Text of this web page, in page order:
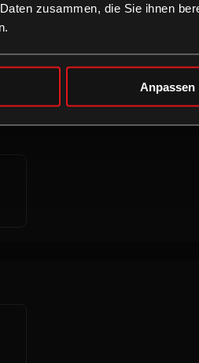
zusammen, die Sie ihnen
Anpassen